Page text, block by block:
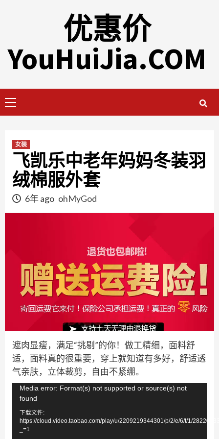
优惠价
YouHuiJia.COM
Menu
女装
飞凯乐中老年妈妈冬装羽
绒棉服外套
6年 ago ohMyGod
遮肉显瘦，满足“挑剔”的你！做工精细，面料舒
适，面料真的很重要，穿上就知道有多好，舒适透
气亲肤，立体裁剪，自由不紧绷。
视
频
Media error: Format(s) not supported or source(s) not
found
下载文件:
https://cloud.video.taobao.com/play/u/2209219344301/p/2/e/6/t/1/
_=1